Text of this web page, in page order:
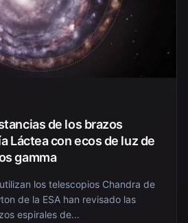
de los brazos
Láctea con ecos de luz de
gamma
los telescopios Chandra de
de la ESA han revisado las
espirales de...